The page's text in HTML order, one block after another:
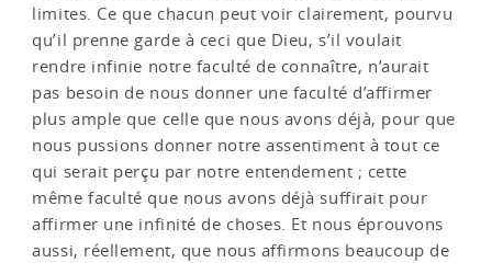
limites. Ce que chacun peut voir clairement, pourvu
qu’il prenne garde à ceci que Dieu, s’il voulait
rendre infinie notre faculté de connaître, n’aurait
pas besoin de nous donner une faculté d’affirmer
plus ample que celle que nous avons déjà, pour que
nous pussions donner notre assentiment à tout ce
qui serait perçu par notre entendement ; cette
même faculté que nous avons déjà suffirait pour
affirmer une infinité de choses. Et nous éprouvons
aussi, réellement, que nous affirmons beaucoup de